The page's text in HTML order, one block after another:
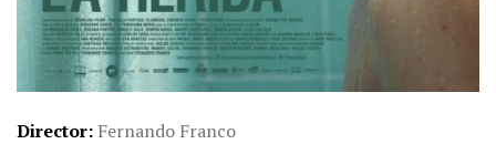
Director Fernando Franco